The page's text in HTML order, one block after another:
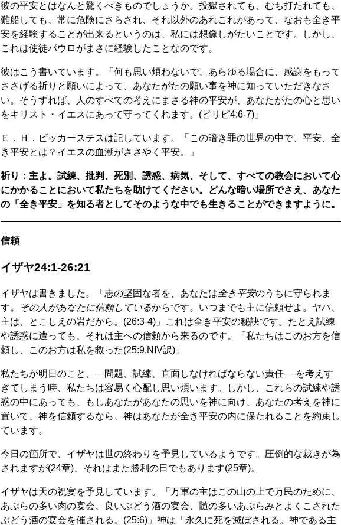
彼の平安とはなんと驚くべきものでしょうか。投獄されても、むち打たれても、
難船しても、常に危険にさらされ、それ以外のあれこれがあって、なおも全き平
安を経験することが出来るというのは、私には想像しがたいことです。しかし、
これは使徒パウロがまさに経験したことなのです。
彼はこう書いています。「何も思い煩わないで、あらゆる場合に、感謝をもって
ささげる祈りと願いによって、あなたがたの願い事を神に知っていただきなさ
い。そうすれば、人のすべての考えにまさる神の平安が、あなたがたの心と思い
をキリスト・イエスにあって守ってくれます。(ピリピ4:6-7)」
Ｅ．Ｈ．ビッカーステスは記しています。「この暗き罪の世界の中で、平安、全
き平安とは？イエスの血潮がささやく平安。」
祈り：主よ。試練、批判、死別、誘惑、病気、そして、すべての教会において心
にかかることにおいて私たちを助けてください。どんな暗い場所でさえ、あなた
の「全き平安」を知る者としてそのような中でも生きることができますように。
信頼
イザヤ24:1-26:21
イザヤは書きました。「志の堅固な者を、あなたは全き平安のうちに守られま
す。
その人があなたに信頼しているからです。いつまでも主に信頼せよ。ヤハ、
主は、とこしえの岩だから。(26:3-4)」これは全き平安の秘訣です。たとえ試練
や誘惑に遭っても、それは主への信頼から来るのです。「私たちはこのお方を信
頼し、このお方は私を救った(25:9,NIV訳)」
私たちが明日のこと、―問題、試練、直面しなければならない責任― を考えす
ぎてしまう時、私たちは容易く心配し思い煩います。しかし、これらの試練や誘
惑の中にあっても、もしあなたがあなたの思いを神に向け、あなたの考えを神に
置いて、神を信頼するなら、神はあなたが全き平安の内に保たれることを約束し
ています。
今日の箇所で、イザヤは世の終わりを予見しているようです。圧倒的な裁きが為
されますが(24章)、それはまた勝利の日でもあります(25章)。
イザヤは天の祝宴を予見しています。「万軍の主はこの山の上で万民のために、
あぶらの多い肉の宴会、良いぶどう酒の宴会、髄の多いあぶらみとよくこされた
ぶどう酒の宴会を催される。(25:6)」神は「永久に死を滅ぼされる。神である主